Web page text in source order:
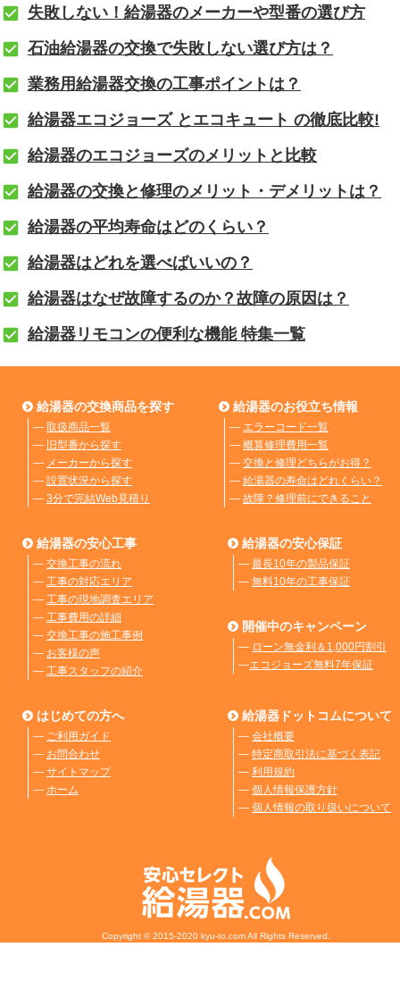
失敗しない！給湯器のメーカーや型番の選び方
石油給湯器の交換で失敗しない選び方は？
業務用給湯器交換の工事ポイントは？
給湯器エコジョーズ とエコキュート の徹底比較!
給湯器のエコジョーズのメリットと比較
給湯器の交換と修理のメリット・デメリットは？
給湯器の平均寿命はどのくらい？
給湯器はどれを選べばいいの？
給湯器はなぜ故障するのか？故障の原因は？
給湯器リモコンの便利な機能 特集一覧
給湯器の交換商品を探す
― 取扱商品一覧
― 旧型番から探す
― メーカーから探す
― 設置状況から探す
― 3分で完結Web見積り
給湯器のお役立ち情報
― エラーコード一覧
― 概算修理費用一覧
― 交換と修理どちらがお得？
― 給湯器の寿命はどれくらい？
― 故障？修理前にできること
給湯器の安心工事
― 交換工事の流れ
― 工事の対応エリア
― 工事の現地調査エリア
― 工事費用の詳細
― 交換工事の施工事例
― お客様の声
― 工事スタッフの紹介
給湯器の安心保証
― 最長10年の製品保証
― 無料10年の工事保証
開催中のキャンペーン
― ローン無金利＆1,000円割引
―エコジョーズ無料7年保証
はじめての方へ
― ご利用ガイド
― お問合わせ
― サイトマップ
― ホーム
給湯器ドットコムについて
― 会社概要
― 特定商取引法に基づく表記
― 利用規約
― 個人情報保護方針
― 個人情報の取り扱いについて
Copyright © 2015-2020 kyu-to.com All Rights Reserved.